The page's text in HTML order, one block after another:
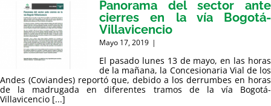
Panorama del sector ante
cierres en la vía Bogotá-
Villavicencio
Mayo 17, 2019 |
El pasado lunes 13 de mayo, en las horas
de la mañana, la Concesionaria Vial de los
Andes (Coviandes) reportó que, debido a los derrumbes en horas
de la madrugada en diferentes tramos de la vía Bogotá-
Villavicencio [...]